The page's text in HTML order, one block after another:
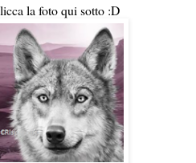
la foto qui sotto :D